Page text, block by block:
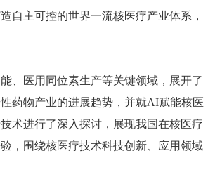
自主可控的世界一流核医疗产业体系，
、医用同位素生产等关键领域，展开了
药物产业的进展趋势，并就AI赋能核医
术进行了深入探讨，展现我国在核医疗
，围绕核医疗技术科技创新、应用领域